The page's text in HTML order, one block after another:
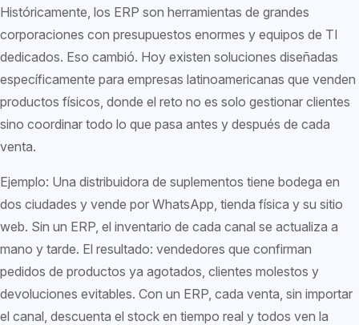
Históricamente, los ERP son herramientas de grandes
corporaciones con presupuestos enormes y equipos de TI
dedicados. Eso cambió. Hoy existen soluciones diseñadas
específicamente para empresas latinoamericanas que venden
productos físicos, donde el reto no es solo gestionar clientes
sino coordinar todo lo que pasa antes y después de cada
venta.
Ejemplo: Una distribuidora de suplementos tiene bodega en
dos ciudades y vende por WhatsApp, tienda física y su sitio
web. Sin un ERP, el inventario de cada canal se actualiza a
mano y tarde. El resultado: vendedores que confirman
pedidos de productos ya agotados, clientes molestos y
devoluciones evitables. Con un ERP, cada venta, sin importar
el canal, descuenta el stock en tiempo real y todos ven la